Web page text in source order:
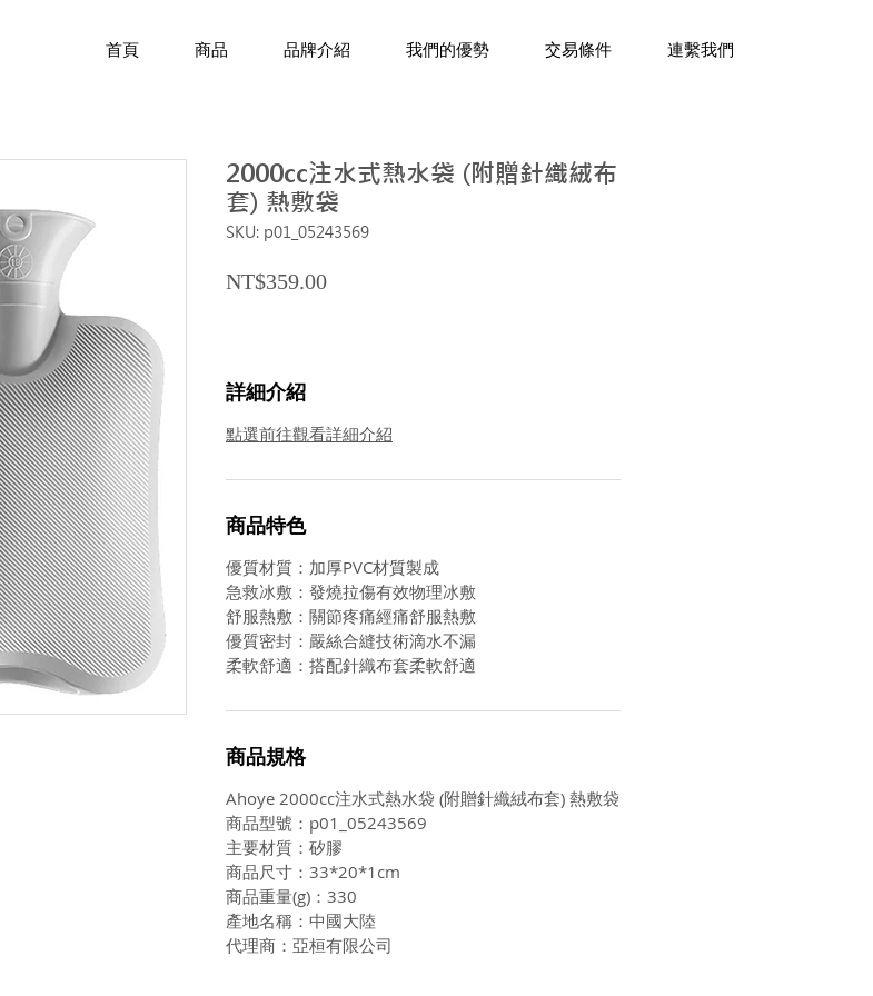
首頁 商品 品牌介紹 我們的優勢 交易條件 連繫我們
2000cc注水式熱水袋 (附贈針織絨布
套) 熱敷袋
SKU: p01_05243569
NT$359.00Price
詳細介紹
點選前往觀看詳細介紹
商品特色
優質材質：加厚PVC材質製成
急救冰敷：發燒拉傷有效物理冰敷
舒服熱敷：關節疼痛經痛舒服熱敷
優質密封：嚴絲合縫技術滴水不漏
柔軟舒適：搭配針織布套柔軟舒適
商品規格
Ahoye 2000cc注水式熱水袋 (附贈針織絨布套) 熱敷袋
商品型號：p01_05243569
主要材質：矽膠
商品尺寸：33*20*1cm
商品重量(g)：330
產地名稱：中國大陸
代理商：亞桓有限公司